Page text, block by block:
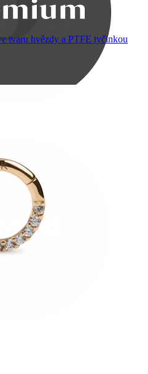
tvaru hvězdy a PTFE tyčinkou